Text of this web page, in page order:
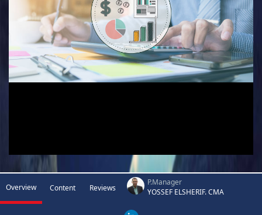
Overview Content Reviews
P.Manager
YOSSEF ELSHERIF. CMA